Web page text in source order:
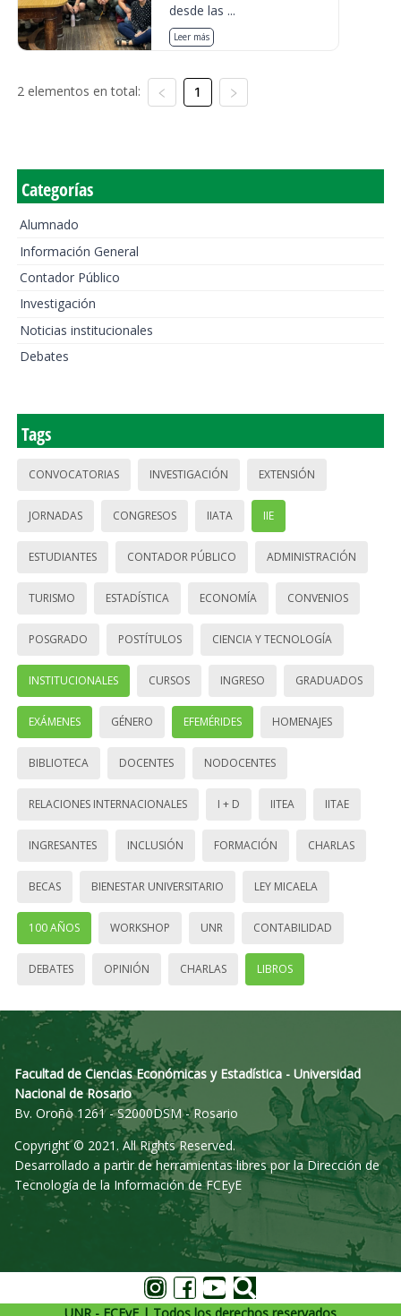
desde las ...
Leer más
2 elementos en total: 1
Categorías
Alumnado
Información General
Contador Público
Investigación
Noticias institucionales
Debates
Tags
CONVOCATORIAS INVESTIGACIÓN EXTENSIÓN
JORNADAS CONGRESOS IIATA IIE
ESTUDIANTES CONTADOR PÚBLICO ADMINISTRACIÓN
TURISMO ESTADÍSTICA ECONOMÍA CONVENIOS
POSGRADO POSTÍTULOS CIENCIA Y TECNOLOGÍA
INSTITUCIONALES CURSOS INGRESO GRADUADOS
EXÁMENES GÉNERO EFEMÉRIDES HOMENAJES
BIBLIOTECA DOCENTES NODOCENTES
RELACIONES INTERNACIONALES I + D IITEA IITAE
INGRESANTES INCLUSIÓN FORMACIÓN CHARLAS
BECAS BIENESTAR UNIVERSITARIO LEY MICAELA
100 AÑOS WORKSHOP UNR CONTABILIDAD
DEBATES OPINIÓN CHARLAS LIBROS
Facultad de Ciencias Económicas y Estadística - Universidad
Nacional de Rosario
Bv. Oroño 1261 - S2000DSM - Rosario
Copyright © 2021. All Rights Reserved.
Desarrollado a partir de herramientas libres por la Dirección de
Tecnología de la Información de FCEyE